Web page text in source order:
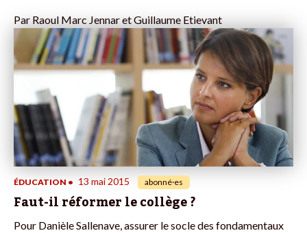
Par Raoul Marc Jennar et Guillaume Etievant
ÉDUCATION • 13 mai 2015 abonné·es
Faut-il réformer le collège ?
Pour Danièle Sallenave, assurer le socle des fondamentaux